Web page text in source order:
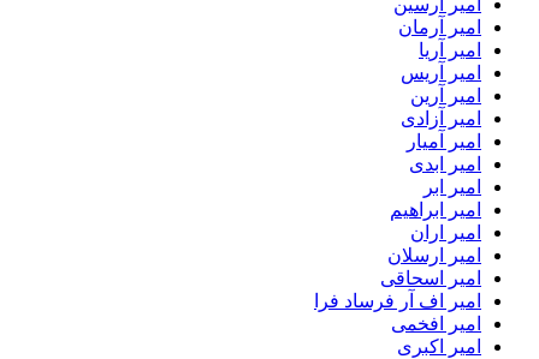
امیر آرسین
امیر آرمان
امیر آریا
امیر آریس
امیر آرین
امیر آزادی
امیر آمیار
امیر ابدی
امیر ابر
امیر ابراهیم
امیر اران
امیر ارسلان
امیر اسحاقی
امیر اف آر فرساد فرا
امیر افخمی
امیر اکبری